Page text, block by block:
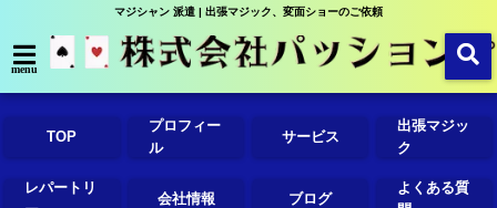
マジシャン 派遣 | 出張マジック、変面ショーのご依頼
menu
TOP
プロフィー
ル
サービス
出張マジッ
ク
レパートリ
会社情報 ブログ
よくある質